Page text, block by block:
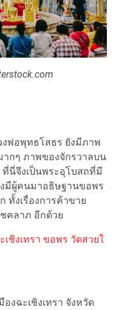
พ่อพุทธโสธร ยังมีภาพ
ากๆ ภาพของจักรวาลบน
ที่นี่จึงเป็นพระอุโบสถที่มี
มีผู้คนมาอธิษฐานขอพร
ทั้งเรื่องการค้าขาย
คลาภ อีกด้วย
ชิงเทรา ขอพร วัดสวยใ
งฉะเชิงเทรา จังหวัด